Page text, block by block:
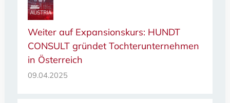
Weiter auf Expansionskurs: HUNDT
CONSULT gründet Tochterunternehmen
in Österreich
09.04.2025